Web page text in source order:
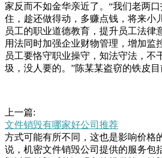
家反而不如金华亲近了。“我们老两
住，趁还做得动，多赚点钱，将来小
员工的职业道德教育，提升员工法律
用法同时加强企业财物管理，增加监
员工要恪守职业操守，知法守法，不
圾，没人要的。”陈某某盗窃的铁皮目
上一篇:
文件销毁有哪家好公司推荐
方式可能有所不同，这也是影响价格
说，机密文件销毁公司提供的服务包